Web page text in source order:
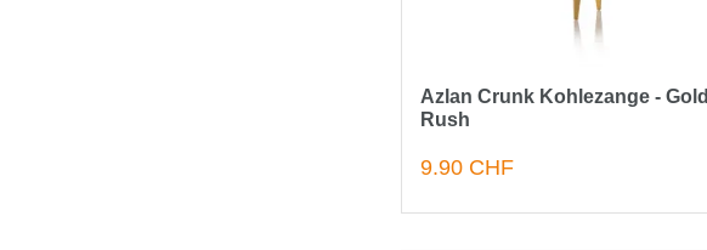
Azlan Crunk Kohlezange - Gold
Rush
9.90 CHF